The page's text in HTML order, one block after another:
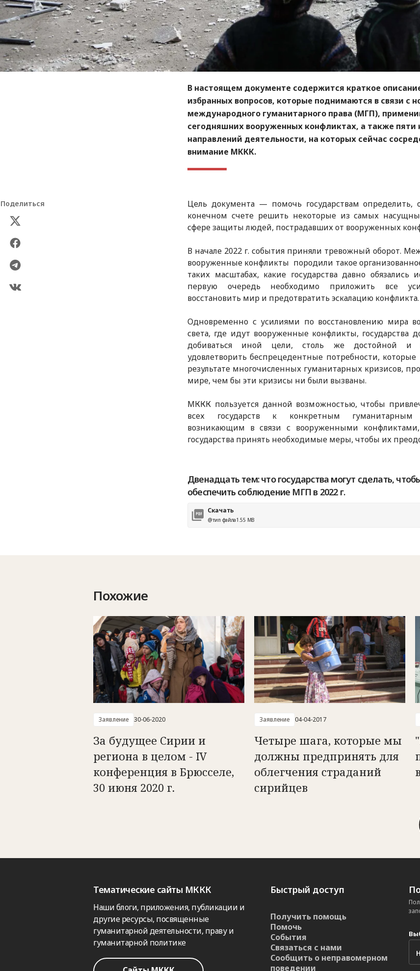
В настоящем документе содержится краткое
избранных вопросов, которые поднимаются в связи с
международного гуманитарного права (МГП),
сегодняшних вооруженных конфликтах, а также пяти
направлений деятельности, на которых сейчас
внимание МККК.
Поделиться
Цель документа — помочь государствам определить,
конечном счете решить некоторые из самых
сфере защиты людей, пострадавших от вооруженных
В начале 2022 г. события приняли тревожный оборот.
вооруженные конфликты породили такое
таких масштабах, какие государства давно обязались
первую очередь необходимо приложить все
восстановить мир и предотвратить эскалацию конфликта.
Одновременно с усилиями по восстановлению мира
света, где идут вооруженные конфликты, государства
добиваться иной цели, столь же достойной и
удовлетворить беспрецедентные потребности, которые
результате многочисленных гуманитарных кризисов,
мире, чем бы эти кризисы ни были вызваны.
МККК пользуется данной возможностью, чтобы
всех государств к конкретным гуманитарным
возникающим в связи с вооруженными
государства принять необходимые меры, чтобы их
Двенадцать тем: что государства могут сделать,
обеспечить соблюдение МГП в 2022 г.
Скачать
@тип файла1.55 MB
Похожие
Заявление 30-06-2020
За будущее Сирии и
региона в целом - IV
конференция в Брюсселе,
30 июня 2020 г.
Заявление 04-04-2017
Четыре шага, которые мы
должны предпринять для
облегчения страданий
сирийцев
Тематические сайты МККК
Наши блоги, приложения, публикации и
другие ресурсы, посвященные
гуманитарной деятельности, праву и
гуманитарной политике
Быстрый доступ
Получить помощь
Помочь
События
Связаться с нами
Сообщить о неправомерном
поведении